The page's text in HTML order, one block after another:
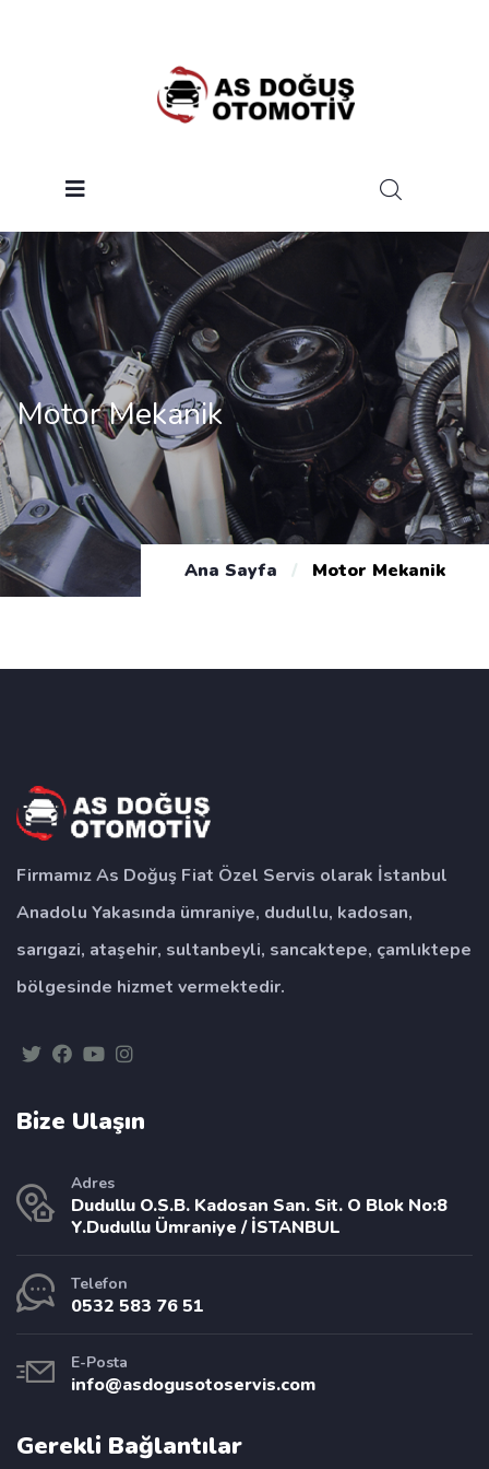
Motor Mekanik
Ana Sayfa / Motor Mekanik
Firmamız As Doğuş Fiat Özel Servis olarak İstanbul
Anadolu Yakasında ümraniye, dudullu, kadosan,
sarıgazi, ataşehir, sultanbeyli, sancaktepe, çamlıktepe
bölgesinde hizmet vermektedir.
Bize Ulaşın
Adres
Dudullu O.S.B. Kadosan San. Sit. O Blok No:8
Y.Dudullu Ümraniye / İSTANBUL
Telefon
0532 583 76 51
E-Posta
info@asdogusotoservis.com
Gerekli Bağlantılar